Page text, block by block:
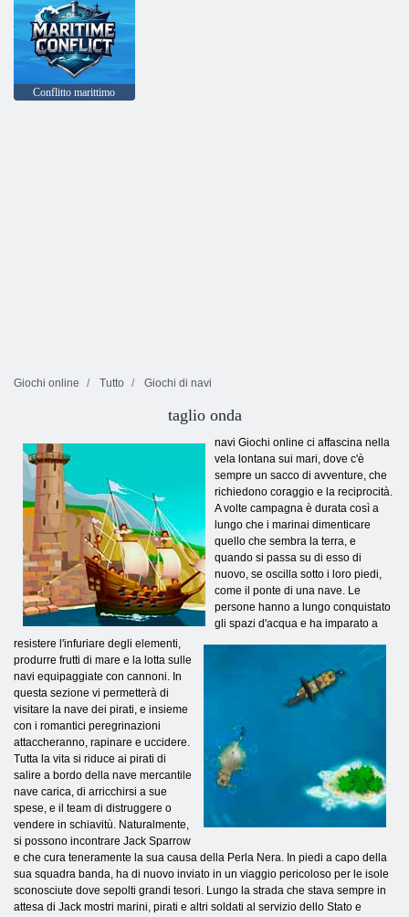
Conflitto marittimo
Giochi online Tutto Giochi di navi
taglio onda
navi Giochi online ci affascina nella
vela lontana sui mari, dove c'è
sempre un sacco di avventure, che
richiedono coraggio e la reciprocità.
A volte campagna è durata così a
lungo che i marinai dimenticare
quello che sembra la terra, e
quando si passa su di esso di
nuovo, se oscilla sotto i loro piedi,
come il ponte di una nave. Le
persone hanno a lungo conquistato
gli spazi d'acqua e ha imparato a
resistere l'infuriare degli elementi,
produrre frutti di mare e la lotta sulle
navi equipaggiate con cannoni. In
questa sezione vi permetterà di
visitare la nave dei pirati, e insieme
con i romantici peregrinazioni
attaccheranno, rapinare e uccidere.
Tutta la vita si riduce ai pirati di
salire a bordo della nave mercantile
nave carica, di arricchirsi a sue
spese, e il team di distruggere o
vendere in schiavitù. Naturalmente,
si possono incontrare Jack Sparrow
e che cura teneramente la sua causa della Perla Nera. In piedi a capo della
sua squadra banda, ha di nuovo inviato in un viaggio pericoloso per le isole
sconosciute dove sepolti grandi tesori. Lungo la strada che stava sempre in
attesa di Jack mostri marini, pirati e altri soldati al servizio dello Stato e